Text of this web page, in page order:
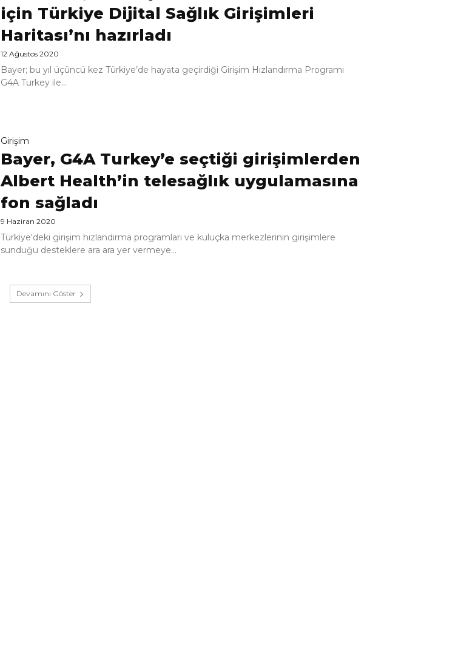
için Türkiye Dijital Sağlık Girişimleri
Haritası’nı hazırladı
12 Ağustos 2020
Bayer; bu yıl üçüncü kez Türkiye’de hayata geçirdiği Girişim Hızlandırma Programı
G4A Turkey ile...
Girişim
Bayer, G4A Turkey’e seçtiği girişimlerden
Albert Health’in telesağlık uygulamasına
fon sağladı
9 Haziran 2020
Türkiye'deki girişim hızlandırma programları ve kuluçka merkezlerinin girişimlere
sunduğu desteklere ara ara yer vermeye...
Devamını Göster